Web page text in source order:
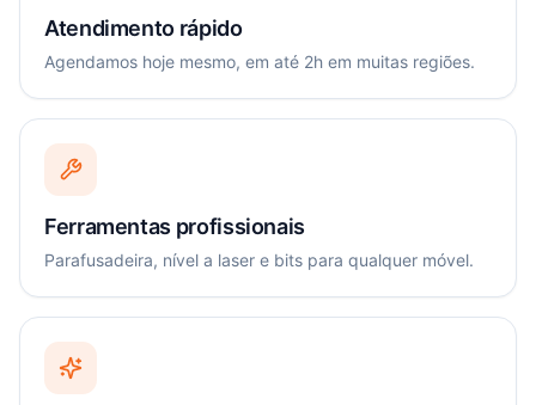
Atendimento rápido
Agendamos hoje mesmo, em até 2h em muitas regiões.
Ferramentas profissionais
Parafusadeira, nível a laser e bits para qualquer móvel.